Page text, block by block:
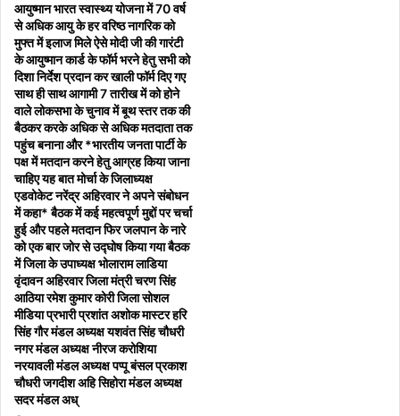
आयुष्मान भारत स्वास्थ्य योजना में 70 वर्ष
से अधिक आयु के हर वरिष्ठ नागरिक को
मुफ्त में इलाज मिले ऐसे मोदी जी की गारंटी
के आयुष्मान कार्ड के फॉर्म भरने हेतु सभी को
दिशा निर्देश प्रदान कर खाली फॉर्म दिए गए
साथ ही साथ आगामी 7 तारीख में को होने
वाले लोकसभा के चुनाव में बूथ स्तर तक की
बैठकर करके अधिक से अधिक मतदाता तक
पहुंच बनाना और *भारतीय जनता पार्टी के
पक्ष में मतदान करने हेतु आग्रह किया जाना
चाहिए यह बात मोर्चा के जिलाध्यक्ष
एडवोकेट नरेंद्र अहिरवार ने अपने संबोधन
में कहा* बैठक में कई महत्वपूर्ण मुद्दों पर चर्चा
हुई और पहले मतदान फिर जलपान के नारे
को एक बार जोर से उद्घोष किया गया बैठक
में जिला के उपाध्यक्ष भोलाराम लाडिया
वृंदावन अहिरवार जिला मंत्री चरण सिंह
आठिया रमेश कुमार कोरी जिला सोशल
मीडिया प्रभारी प्रशांत अशोक मास्टर हरि
सिंह गौर मंडल अध्यक्ष यशवंत सिंह चौधरी
नगर मंडल अध्यक्ष नीरज करोशिया
नरयावली मंडल अध्यक्ष पप्पू बंसल प्रकाश
चौधरी जगदीश अहि सिहोरा मंडल अध्यक्ष
सदर मंडल अध्